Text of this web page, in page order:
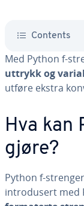
Contents
Med Python f-
uttrykk og
utføre ekstra
Hva kan
gjøre?
Python f-
introdusert med